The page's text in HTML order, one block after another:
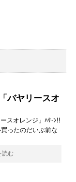
バヤリースオ
スオレンジ」ﾊｹ-ﾝ!!
ったのだいぶ前な
読む